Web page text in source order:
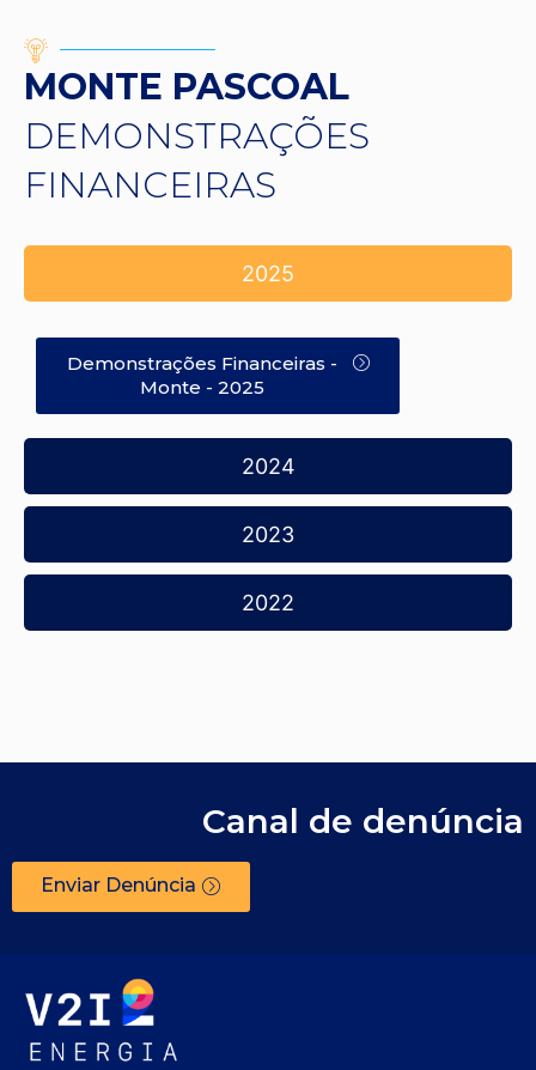
MONTE PASCOAL
DEMONSTRAÇÕES
FINANCEIRAS
2025
2024
2023
2022
Demonstrações Financeiras -
Monte - 2025
Canal de denúncia
Enviar Denúncia